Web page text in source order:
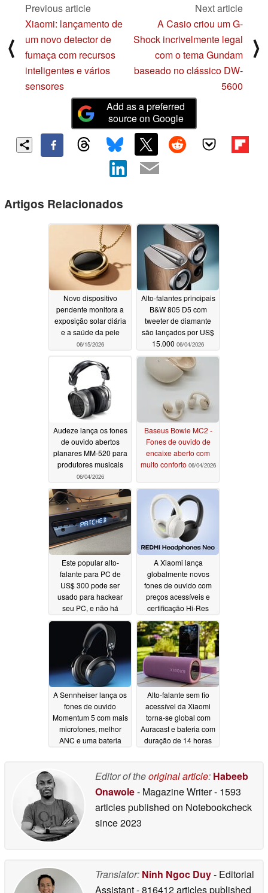
⟨
Previous article
Xiaomi: lançamento de
um novo detector de
fumaça com recursos
inteligentes e vários
sensores
Next article
A Casio criou um G-
Shock incrivelmente legal
com o tema Gundam
baseado no clássico DW-
5600
⟩
Add as a preferred
source on Google
Artigos Relacionados
Novo dispositivo
pendente monitora a
exposição solar diária
e a saúde da pele
06/15/2026
Alto-falantes principais
B&W 805 D5 com
tweeter de diamante
são lançados por US$
15.000 06/04/2026
Audeze lança os fones
de ouvido abertos
planares MM-520 para
produtores musicais
06/04/2026
Baseus Bowie MC2 -
Fones de ouvido de
encaixe aberto com
muito conforto 06/04/2026
Este popular alto-
falante para PC de
US$ 300 pode ser
usado para hackear
seu PC, e não há
previsão de correção
06/03/2026
A Xiaomi lança
globalmente novos
fones de ouvido com
preços acessíveis e
certificação Hi-Res
Audio05/29/2026
A Sennheiser lança os
fones de ouvido
Momentum 5 com mais
microfones, melhor
ANC e uma bateria
Alto-falante sem fio
acessível da Xiaomi
torna-se global com
Auracast e bateria com
duração de 14 horas
Editor of theoriginal article: Habeeb
Onawole- Magazine Writer- 1593
articles published on Notebookcheck
since 2023
Translator: Ninh Ngoc Duy- Editorial
Assistant- 816412 articles published